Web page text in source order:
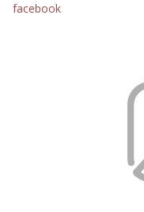
NAUTICA
facebook